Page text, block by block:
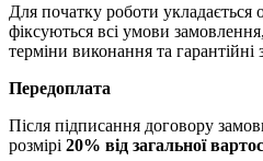
Для початку роботи укладається
фіксуються всі умови
терміни виконання та гарантійні
Передоплата
Після підписання договору
розмірі 20% від загальної